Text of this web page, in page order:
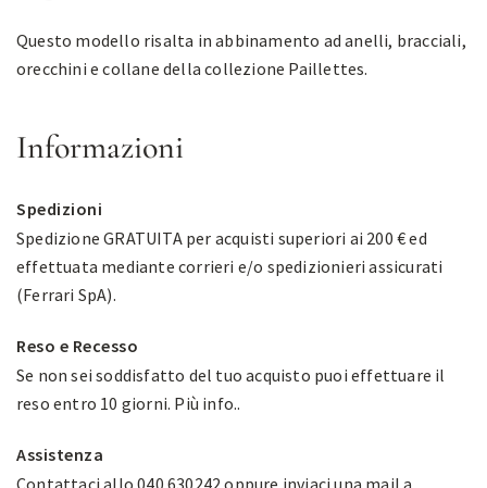
Questo modello risalta in abbinamento ad anelli, bracciali,
orecchini e collane della collezione Paillettes.
Informazioni
Spedizioni
Spedizione GRATUITA per acquisti superiori ai 200 € ed
effettuata mediante corrieri e/o spedizionieri assicurati
(Ferrari SpA).
Reso e Recesso
Se non sei soddisfatto del tuo acquisto puoi effettuare il
reso entro 10 giorni. Più info..
Assistenza
Contattaci allo 040 630242 oppure inviaci una mail a